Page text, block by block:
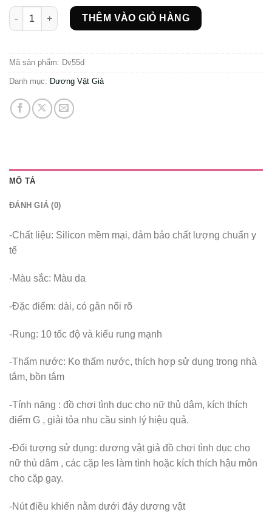
Dương vật Lovetoy Real Softee siêu mềm dài 10 in (23cm) với
THÊM VÀO GIỎ HÀNG
Mã sản phẩm: Dv55d
Danh mục: Dương Vật Giả
MÔ TẢ
ĐÁNH GIÁ (0)
-Chất liệu: Silicon mềm mại, đảm bảo chất lượng chuẩn y
tế
-Màu sắc: Màu da
-Đặc điểm: dài, có gân nổi rõ
-Rung: 10 tốc độ và kiểu rung mạnh
-Thấm nước: Ko thấm nước, thích hợp sử dụng trong nhà
tắm, bồn tắm
-Tính năng : đồ chơi tình dục cho nữ thủ dâm, kích thích
điểm G , giải tỏa nhu cầu sinh lý hiệu quả.
-Đối tượng sử dụng: dương vật giả đồ chơi tình dục cho
nữ thủ dâm , các cặp les làm tình hoặc kích thích hậu môn
cho cặp gay.
-Nút điều khiển nằm dưới đáy dương vật